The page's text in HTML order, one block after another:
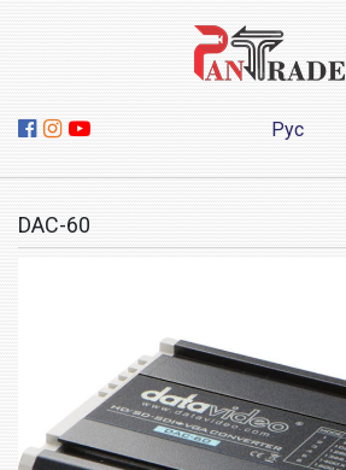
Рус
DAC-60